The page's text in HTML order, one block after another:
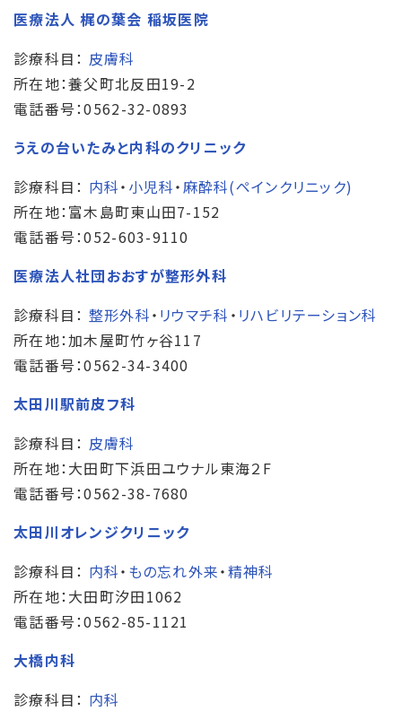
医療法人 梶の葉会 稲坂医院
診療科目： 皮膚科
所在地：養父町北反田19-2
電話番号：0562-32-0893
うえの台いたみと内科のクリニック
診療科目： 内科・ 小児科・ 麻酔科(ペインクリニック)
所在地：富木島町東山田7-152
電話番号：052-603-9110
医療法人社団おおすが整形外科
診療科目： 整形外科・ リウマチ科 ・ リハビリテーション科
所在地：加木屋町竹ヶ谷117
電話番号：0562-34-3400
太田川駅前皮フ科
診療科目： 皮膚科
所在地：大田町下浜田ユウナル東海２F
電話番号：0562-38-7680
太田川オレンジクリニック
診療科目： 内科・ もの忘れ外来・精神科
所在地：大田町汐田1062
電話番号：0562-85-1121
大橋内科
診療科目： 内科